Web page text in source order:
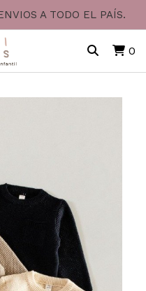
A TODO EL PAÍS.
0